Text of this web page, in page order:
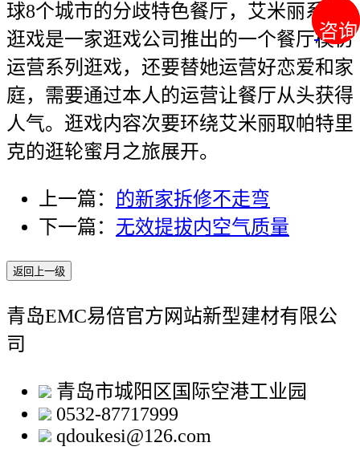
咨询
咨询
球8个城市的分歧特色餐厅，艾米丽系列
逛戏是一家逛戏公司推出的一个餐厅模仿
运营系列逛戏，还要替她运营好恋爱和家
庭，需要通过本人的运营让餐厅从头获得
人气。逛戏内容次要环绕艾米丽取帕特里
克的逛轮蜜月之旅展开。
上一篇： 的新家拆修不走弯
下一篇： 无效提拔内空气质量
返回上一级
青岛EMC易倍官方网站新型建材有限公
司
青岛市城阳区国际空港工业园
0532-87717999
qdoukesi@126.com